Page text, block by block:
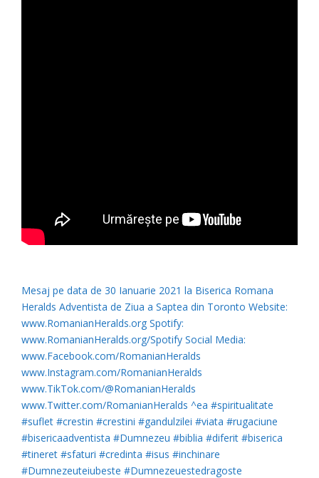
Mesaj pe data de 30 Ianuarie 2021 la Biserica Romana
Heralds Adventista de Ziua a Saptea din Toronto Website:
www.RomanianHeralds.org Spotify:
www.RomanianHeralds.org/Spotify Social Media:
www.Facebook.com/RomanianHeralds
www.Instagram.com/RomanianHeralds
www.TikTok.com/@RomanianHeralds
www.Twitter.com/RomanianHeralds ^ea #spiritualitate
#suflet #crestin #crestini #gandulzilei #viata #rugaciune
#bisericaadventista #Dumnezeu #biblia #diferit #biserica
#tineret #sfaturi #credinta #isus #inchinare
#Dumnezeuteiubeste #Dumnezeuestedragoste